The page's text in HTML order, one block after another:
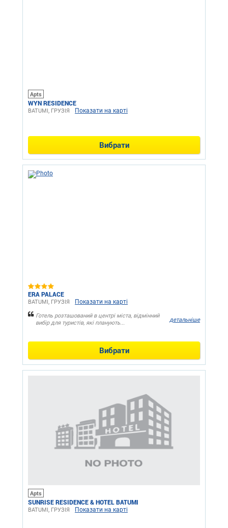
Apts
WYN RESIDENCE
BATUMI, ГРУЗІЯ Показати на карті
Вибрати
ERA PALACE
BATUMI, ГРУЗІЯ Показати на карті
Готель розташований в центрі міста, відмінний
вибір для туристів, які планують...
детальніше
Вибрати
Apts
SUNRISE RESIDENCE & HOTEL BATUMI
BATUMI, ГРУЗІЯ Показати на карті